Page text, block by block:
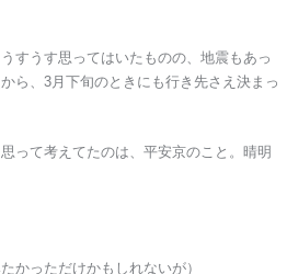
すうす思ってはいたものの、地震もあっ
ら、3月下旬のときにも行き先さえ決まっ
って考えてたのは、平安京のこと。晴明
かっただけかもしれないが）